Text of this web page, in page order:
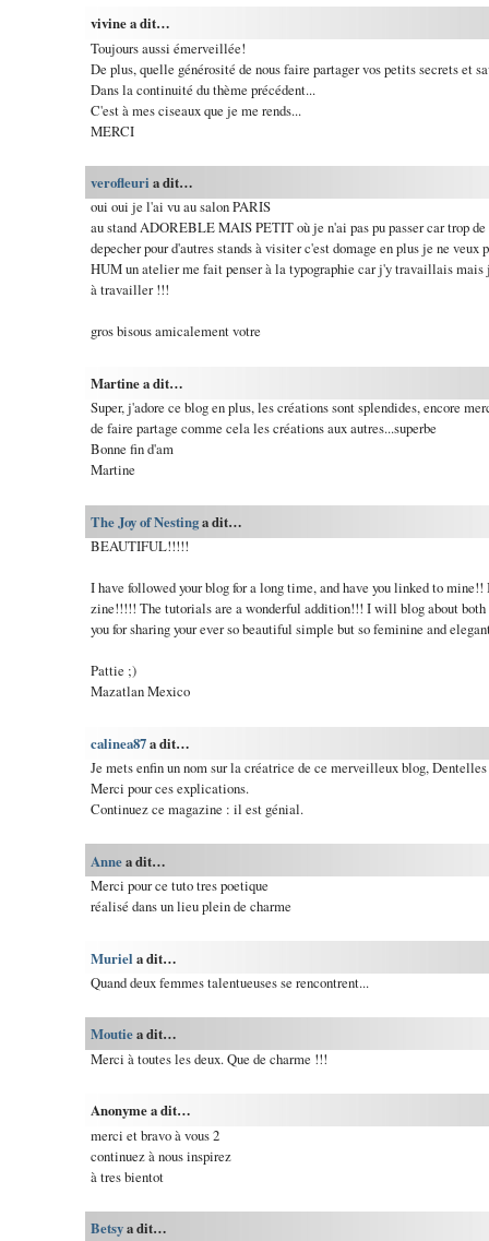
vivine a dit…
Toujours aussi émerveillée!
De plus, quelle générosité de nous faire partager vos petits secrets et
Dans la continuité du thème précédent...
C'est à mes ciseaux que je me rends...
MERCI
verofleuri a dit…
oui oui je l'ai vu au salon PARIS
au stand ADOREBLE MAIS PETIT où je n'ai pas pu passer car trop
depecher pour d'autres stands à visiter c'est domage en plus je ne veux
HUM un atelier me fait penser à la typographie car j'y travaillais
à travailler !!!
gros bisous amicalement votre
Martine a dit…
Super, j'adore ce blog en plus, les créations sont splendides, encore
de faire partage comme cela les créations aux autres...superbe
Bonne fin d'am
Martine
The Joy of Nestinga dit…
BEAUTIFUL!!!!!
I have followed your blog for a long time, and have you linked to
zine!!!!! The tutorials are a wonderful addition!!! I will blog about both
you for sharing your ever so beautiful simple but so feminine and
Pattie ;)
Mazatlan Mexico
calinea87a dit…
Je mets enfin un nom sur la créatrice de ce merveilleux blog, Dentelles
Merci pour ces explications.
Continuez ce magazine : il est génial.
Annea dit…
Merci pour ce tuto tres poetique
réalisé dans un lieu plein de charme
Muriel a dit…
Quand deux femmes talentueuses se rencontrent...
Moutiea dit…
Merci à toutes les deux. Que de charme !!!
Anonyme a dit…
merci et bravo à vous 2
continuez à nous inspirez
à tres bientot
Betsya dit…